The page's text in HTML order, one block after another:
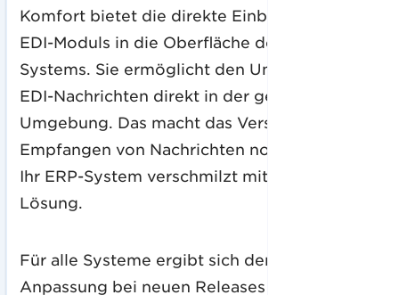
Komfort bietet die direkte Einbindung eines
EDI-Moduls in die Oberfläche des ERP-
Systems. Sie ermöglicht den Umgang mit
EDI-Nachrichten direkt in der gewohnten
Umgebung. Das macht das Versenden und
Empfangen von Nachrichten noch bequemer.
Ihr ERP-System verschmilzt mit unserer EDI-
Lösung.
Für alle Systeme ergibt sich der klare Vorteil:
Anpassung bei neuen Releases der ERP-